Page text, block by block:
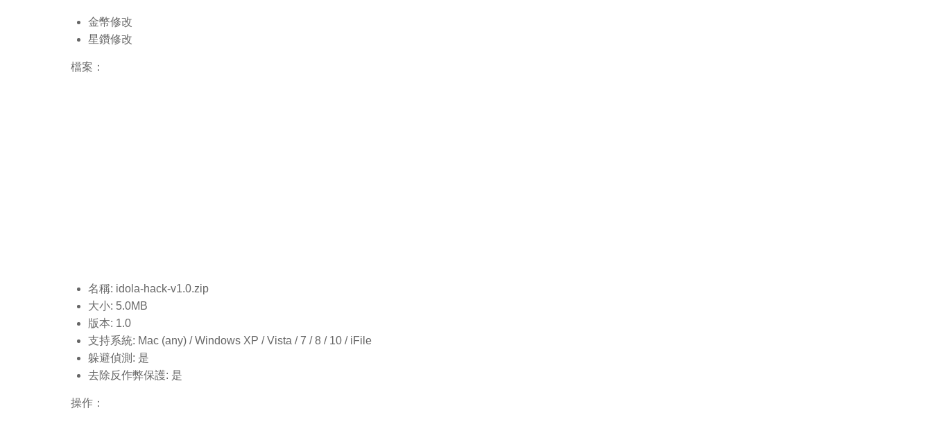
金幣修改
星鑽修改
檔案：
名稱: idola-hack-v1.0.zip
大小: 5.0MB
版本: 1.0
支持系統: Mac (any) / Windows XP / Vista / 7 / 8 / 10 / iFile
躲避偵測: 是
去除反作弊保護: 是
操作：